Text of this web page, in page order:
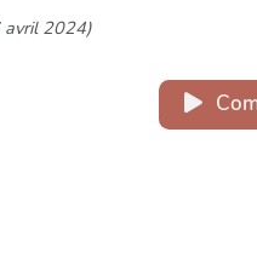
avril 2024)